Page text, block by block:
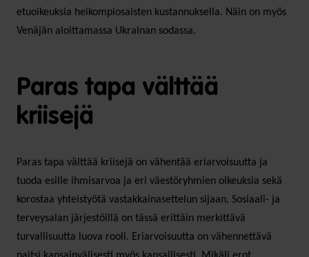
etuoikeuksia heikompiosaisten kustannuksella. Näin on myös
Venäjän aloittamassa Ukrainan sodassa.
Paras tapa välttää
kriisejä
Paras tapa välttää kriisejä on vähentää eriarvoisuutta ja
tuoda esille ihmisarvoa ja eri väestöryhmien oikeuksia sekä
korostaa yhteistyötä vastakkainasettelun sijaan. Sosiaali- ja
terveysalan järjestöillä on tässä erittäin merkittävä
turvallisuutta luova rooli. Eriarvoisuutta on vähennettävä